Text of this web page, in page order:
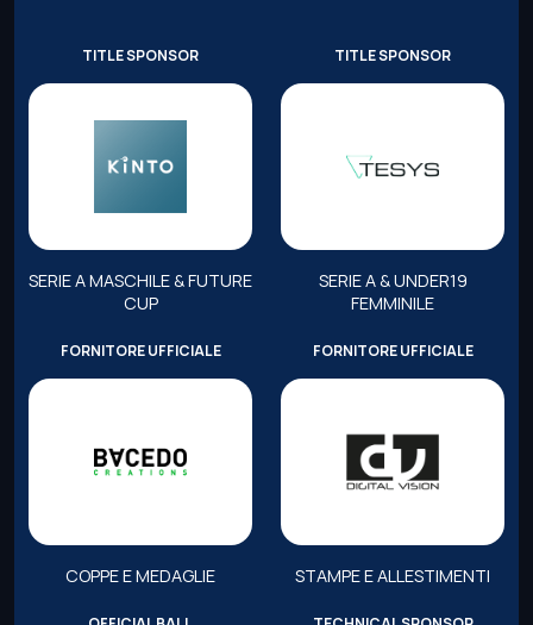
TITLE SPONSOR
SERIE A MASCHILE & FUTURE
CUP
TITLE SPONSOR
SERIE A & UNDER19
FEMMINILE
FORNITORE UFFICIALE
COPPE E MEDAGLIE
FORNITORE UFFICIALE
STAMPE E ALLESTIMENTI